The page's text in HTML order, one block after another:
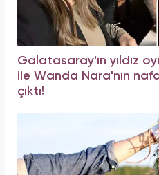
Galatasaray'ın yıldız
ile Wanda Nara'nın
çıktı!